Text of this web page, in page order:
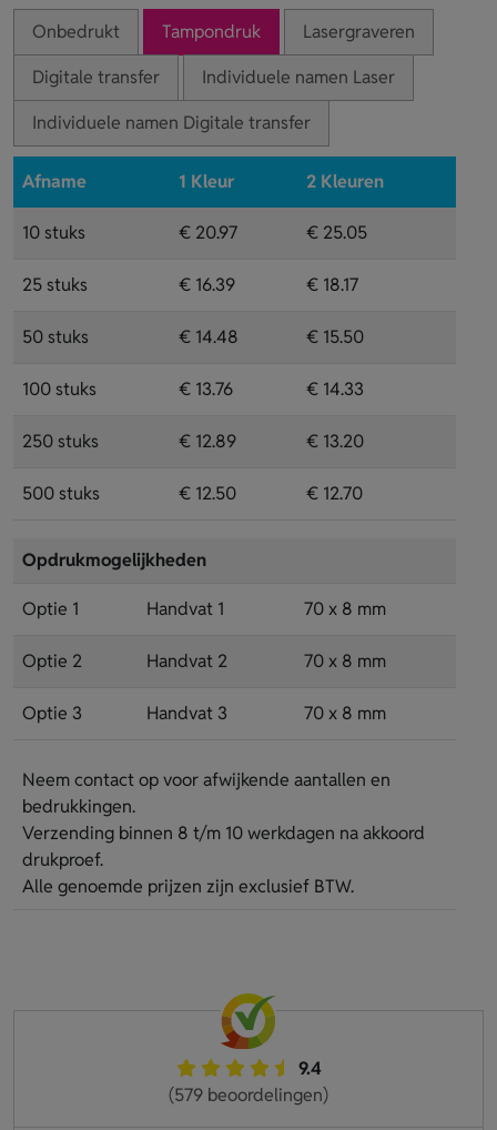
Onbedrukt Tampondruk
Lasergraveren
Digitale transfer
Individuele namen Laser
Individuele namen Digitale transfer
Afname 1 Kleur 2 Kleuren
10 stuks € 20.97 € 25.05
25 stuks € 16.39 € 18.17
50 stuks € 14.48 € 15.50
100 stuks € 13.76 € 14.33
250 stuks € 12.89 € 13.20
500 stuks € 12.50 € 12.70
Opdrukmogelijkheden
Optie 1 Handvat 1 70 x 8 mm
Optie 2 Handvat 2 70 x 8 mm
Optie 3 Handvat 3 70 x 8 mm
Neem contact op voor afwijkende aantallen en
bedrukkingen.
Verzending binnen 8 t/m 10 werkdagen na akkoord
drukproef.
Alle genoemde prijzen zijn exclusief BTW.
9.4
(579 beoordelingen)